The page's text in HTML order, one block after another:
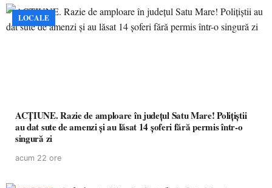
LOCALE
ACȚIUNE. Razie de amploare în județul Satu Mare! Polițiștii
au dat sute de amenzi și au lăsat 14 șoferi fără permis într-o
singură zi
acum 22 ore